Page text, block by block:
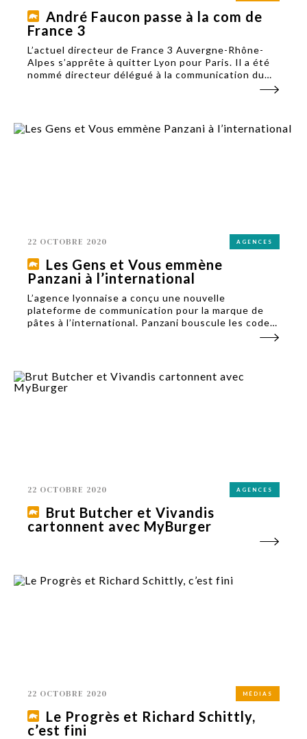
André Faucon passe à la com de
France 3
L’actuel directeur de France 3 Auvergne-Rhône-
Alpes s’apprête à quitter Lyon pour Paris. Il a été
nommé directeur délégué à la communication du
22 OCTOBRE 2020 AGENCES
Les Gens et Vous emmène
Panzani à l’international
L’agence lyonnaise a conçu une nouvelle
plateforme de communication pour la marque de
pâtes à l’international. Panzani bouscule les codes
22 OCTOBRE 2020 AGENCES
Brut Butcher et Vivandis
cartonnent avec MyBurger
22 OCTOBRE 2020 MÉDIAS
Le Progrès et Richard Schittly,
c’est fini